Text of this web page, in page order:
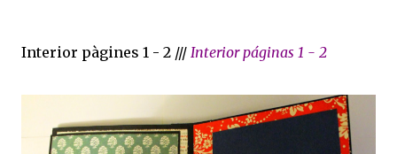
Interior pàgines 1 - 2 /// Interior páginas 1 - 2